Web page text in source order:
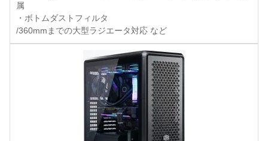
属
・ボトムダストフィルタ
/360mmまでの大型ラジエータ対応 など